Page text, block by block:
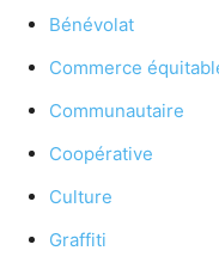
Bénévolat
Commerce
Communautaire
Coopérative
Culture
Graffiti